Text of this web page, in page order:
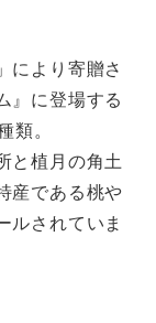
により寄贈さ
』に登場する
類。
と植月の角土
産である桃や
ルされていま